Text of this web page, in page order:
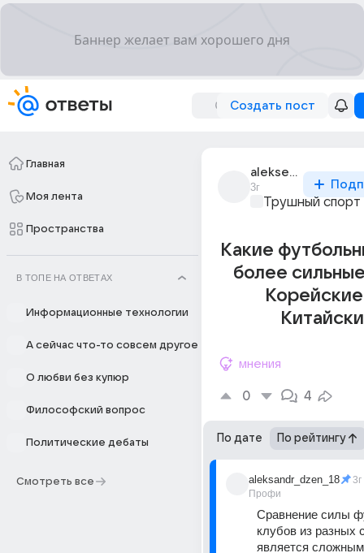
Создать пост
Главная
Моя лента
Пространства
В ТОПЕ НА ОТВЕТАХ
Информационные технологии
А сейчас что-то совсем другое
О любви без купюр
Философский вопрос
Политические дебаты
Смотреть все
aleksei_naumov_23
3г
Трушный спорт
Какие
более
мнения
0 4
По дате По рейтингу
aleksandr_dzen_18
Профи
3г
Сравнение силы
клубов из разных
является